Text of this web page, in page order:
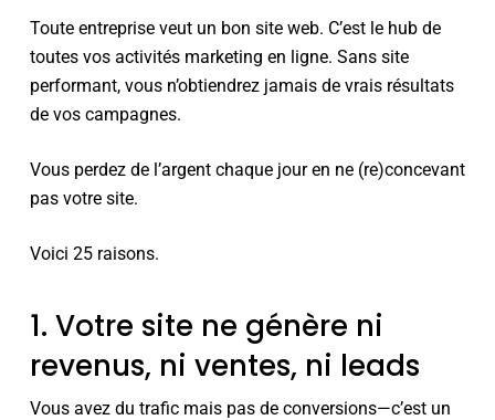
Toute entreprise veut un bon site web. C’est le hub de
toutes vos activités marketing en ligne. Sans site
performant, vous n’obtiendrez jamais de vrais résultats
de vos campagnes.
Vous perdez de l’argent chaque jour en ne (re)concevant
pas votre site.
Voici 25 raisons.
1. Votre site ne génère ni
revenus, ni ventes, ni leads
Vous avez du trafic mais pas de conversions—c’est un